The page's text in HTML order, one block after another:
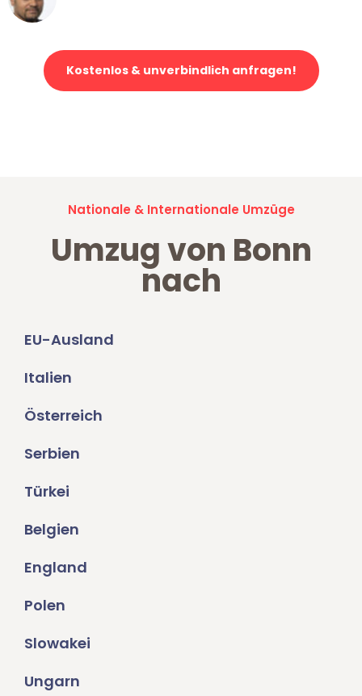
Kostenlos & unverbindlich anfragen!
Nationale & Internationale Umzüge
Umzug von Bonn
nach
EU-Ausland
Italien
Österreich
Serbien
Türkei
Belgien
England
Polen
Slowakei
Ungarn